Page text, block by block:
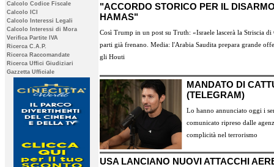
Calcolo Codice Fiscale
Calcolo ICI
Calcolo Interessi Legali
Calcolo Interessi di Mora
Verifica Partite IVA
Ricerca C.A.P.
Ricerca Raccomandate
Ricerca Uffici Giudiziari
Gazzetta Ufficiale
"ACCORDO STORICO PER IL
HAMAS"
Così Trump in un post su Truth: «Israele lascerà la Striscia di
parti già frenano. Media: l'Arabia Saudita prepara grande
gli Houti
MANDATO DI
(TELEGRAM)
Lo hanno annunciato oggi i
comunicato ripreso dalle
complicità nel terrorismo
USA LANCIANO NUOVI ATTACCHI